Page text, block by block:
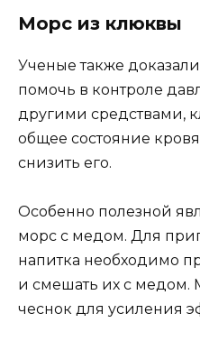
Морс из клюквы
Ученые также
помочь в контроле
другими средствами,
общее состояние
снизить его.
Особенно полезной
морс с медом. Для
напитка необходимо
и смешать их с медом.
чеснок для усиления